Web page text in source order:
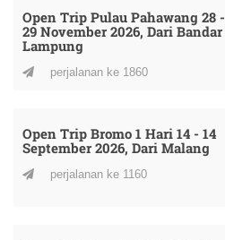
Open Trip Pulau Pahawang 28 -
29 November 2026, Dari Bandar
Lampung
perjalanan ke 1860
Open Trip Bromo 1 Hari 14 - 14
September 2026, Dari Malang
perjalanan ke 1160